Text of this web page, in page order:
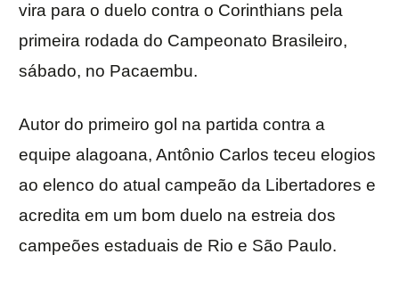
vira para o duelo contra o Corinthians pela
primeira rodada do Campeonato Brasileiro,
sábado, no Pacaembu.
Autor do primeiro gol na partida contra a
equipe alagoana, Antônio Carlos teceu elogios
ao elenco do atual campeão da Libertadores e
acredita em um bom duelo na estreia dos
campeões estaduais de Rio e São Paulo.